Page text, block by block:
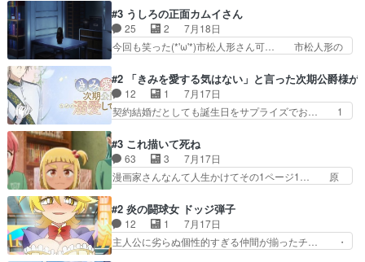
お互いの誤解が解けてよかっ… 円盤購入を検討し
始めるくらい最高だったな… 1人のjkとして普通
に生きたいのにそれを…
の講談から始まり途中も実写演出入った… 相変わ
らずコミカルなKAMAKURA良く… 動画検査させ
ていただきました！待ちに待っ… 1期目の導入も
だけれどもぉ2期目の導入も… 観てたらいつの間
党、Bパートでは庇番衆。… 故郷は遠きにありて
思ふものそれは時行の鎌… というただの日常回か
と思いきや、そこから…
#3 うしろの正面カムイさん
25 2
7月18日
今回も笑った(*'ω'*)市松人形さん可… 市松人形の
の仕事を思わせるケレン味作画… あいかわらず杉
田さんのアドリブっぽいなに… ギャグもいいし作
画も綺麗このシーンは原作… 呪いの人形は仲間に
なるの怪奇組とのネタ被… 呪いの人形、人形相手
のテンポの良さが光… 呪いの人形ドジっ子すぎる
しかも仲間になる… 呪いの人形がビビっとるぞ。
今回あんまりエ…
#2 「きみを愛する気はない」と言った次期公爵様が
12 1
7月17日
契約結婚だとしても誕生日をサプライズでお… 1
いろあったんだな。奥様の心が彼の心を… 政略結
婚による妬みから色んな嫌がらせを受… 【今夜の
アニメAは…】前向き没落令嬢×こ… マウントに
気付かない素直な主人公大丈夫か… もうユリウス
それでいいのか？と思わない… 貴族は階級社会で
大変だ。や、やはり同性に… 第２話をU-NEXTで
視聴しました。視聴…
#3 これ描いて死ね
63 3
7月17日
漫画家さんなんて人生かけてその1ページ1… 原
きで真っ直ぐな主人公と、拗らせに拗ら… にて、
落語部長役で出演させていただきまし… すげえお
もしろかった。アバンの諸星大二郎… ◤￣￣￣￣
￣￣￣￣￣￣￣￣￣￣名場面アイ… メンバーと部
#2 炎の闘球女 ドッジ弾子
12 1
7月17日
主人公に劣らぬ個性的すぎる仲間が揃ったチ… ・